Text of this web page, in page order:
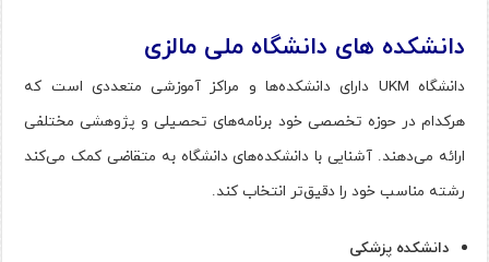
دانشکده‌ های دانشگاه ملی مالزی
دانشگاه UKM دارای دانشکده‌ها و مراکز آموزشی متعددی است که
هرکدام در حوزه تخصصی خود برنامه‌های تحصیلی و پژوهشی مختلفی
ارائه می‌دهند. آشنایی با دانشکده‌های دانشگاه به متقاضی کمک می‌کند
رشته مناسب خود را دقیق‌تر انتخاب کند.
دانشکده پزشکی